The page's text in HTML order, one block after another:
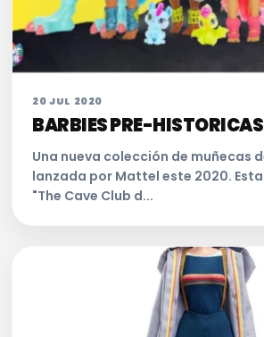
20 JUL 2020
BARBIES PRE-HISTORICAS
Una nueva colección de muñecas
lanzada por Mattel este 2020.
"The Cave Club d...